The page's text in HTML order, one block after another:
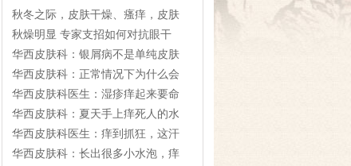
秋冬之际，皮肤干燥、瘙痒，皮肤
秋燥明显 专家支招如何对抗眼干
华西皮肤科：银屑病不是单纯皮肤
华西皮肤科：正常情况下为什么会
华西皮肤科医生：湿疹痒起来要命
华西皮肤科：夏天手上痒死人的水
华西皮肤科医生：痒到抓狂，这汗
华西皮肤科：长出很多小水泡，痒